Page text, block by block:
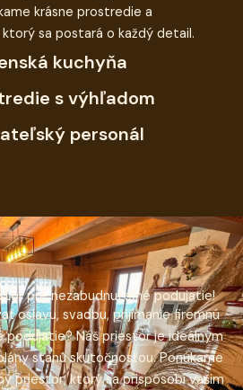
krásne prostredie a
sa postará o každý detail.
kuchyňa
s výhľadom
personál
pre nezabudnuteľné podujatie!
oslavu, svadbu, prijímanie firemnú
podujatie? Náš priestor je ideálnym
stanú skutočnosťou. Ponúkame
priestor, ktorý sa prispôsobí vašim